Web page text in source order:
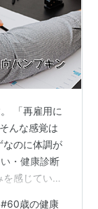
「再雇用に
んな感覚は
なのに体調が
・健康診断
感じていま
#60歳の健康